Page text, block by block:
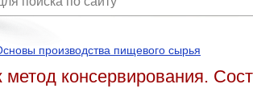
производства пищевого сырья
метод консервирования.